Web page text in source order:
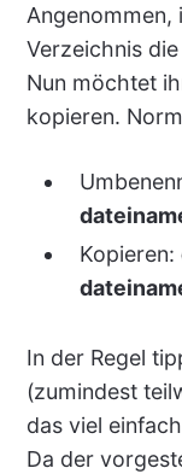
Angenommen,
Verzeichnis
Nun möchtet
kopieren.
Kopieren:
In der Regel
(zumindest
das viel
Da der